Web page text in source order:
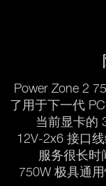
Power Zone 2
了用于下一代
当前显卡的
12V-2x6 接口
服务很长时
750W 极具通